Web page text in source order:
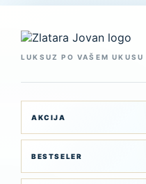
LUKSUZ PO VAŠEM UKUSU
AKCIJA
BESTSELER